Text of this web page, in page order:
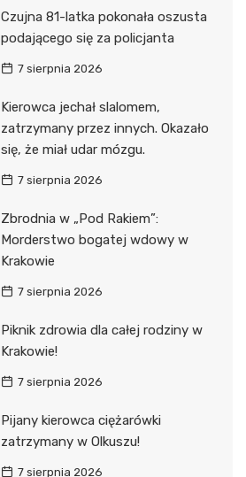
Czujna 81-latka pokonała oszusta
podającego się za policjanta
7 sierpnia 2026
Kierowca jechał slalomem,
zatrzymany przez innych. Okazało
się, że miał udar mózgu.
7 sierpnia 2026
Zbrodnia w „Pod Rakiem”:
Morderstwo bogatej wdowy w
Krakowie
7 sierpnia 2026
Piknik zdrowia dla całej rodziny w
Krakowie!
7 sierpnia 2026
Pijany kierowca ciężarówki
zatrzymany w Olkuszu!
7 sierpnia 2026